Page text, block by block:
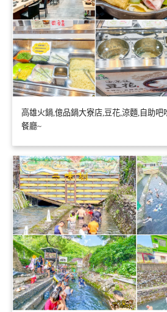
高雄火鍋,億品鍋大寮店,豆花,涼麵,自助吧
餐廳~